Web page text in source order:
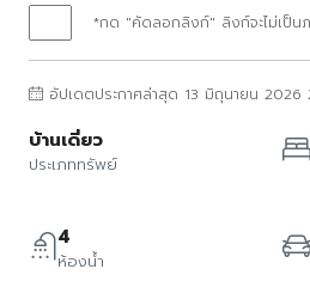
*กด "คัดลอกลิงก์" ลิงก์จะไม่เป็นภ
อัปเดตประกาศล่าสุด 13 มิถุนายน 2026
บ้านเดี่ยว
ประเภททรัพย์
4
ห้องน้ำ